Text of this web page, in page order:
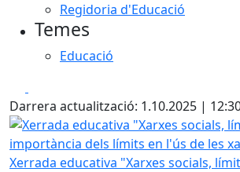
Regidoria d'Educació
Temes
Educació
Darrera actualització: 1.10.2025 |
Xerrada educativa "Xarxes socials,
Xerrada educativa "Xarxes socials,